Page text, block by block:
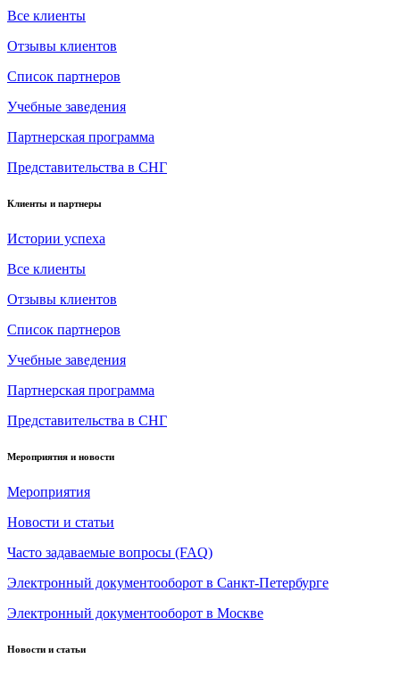
Все клиенты
Отзывы клиентов
Список партнеров
Учебные заведения
Партнерская программа
Представительства в СНГ
Клиенты и партнеры
Истории успеха
Все клиенты
Отзывы клиентов
Список партнеров
Учебные заведения
Партнерская программа
Представительства в СНГ
Мероприятия и новости
Мероприятия
Новости и статьи
Часто задаваемые вопросы (FAQ)
Электронный документооборот в Санкт-Петербурге
Электронный документооборот в Москве
Новости и статьи